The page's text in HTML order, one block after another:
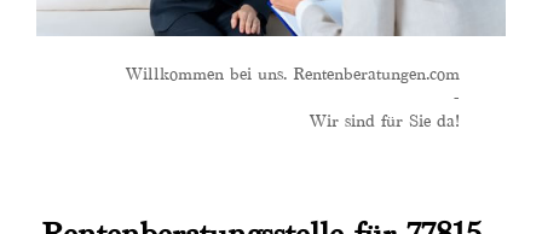
Willkommen bei uns. Rentenberatungen.com
-
Wir sind für Sie da!